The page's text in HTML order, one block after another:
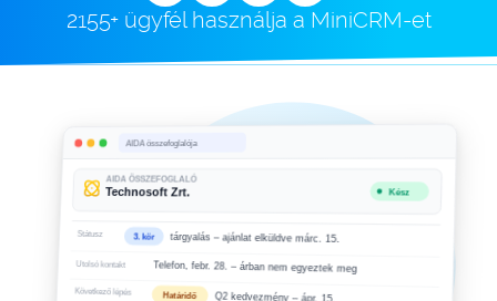
2155+ ügyfél használja a MiniCRM-et